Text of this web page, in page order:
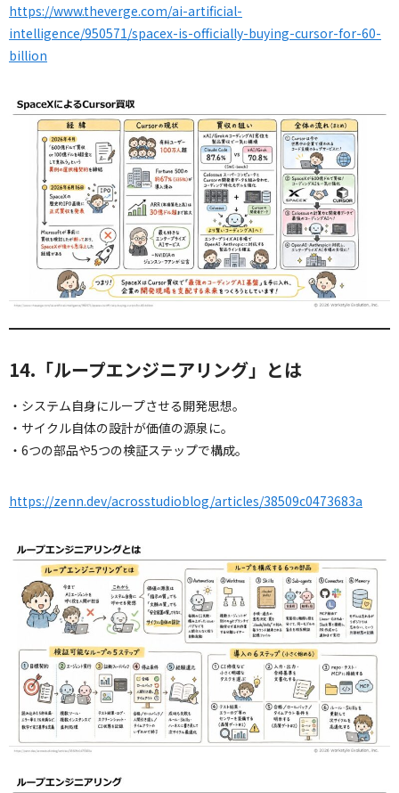
https://www.theverge.com/ai-artificial-
intelligence/950571/spacex-is-officially-buying-cursor-for-60-
billion
14.「ループエンジニアリング」とは
・システム自身にループさせる開発思想。
・サイクル自体の設計が価値の源泉に。
・6つの部品や5つの検証ステップで構成。
https://zenn.dev/acrosstudioblog/articles/38509c0473683a